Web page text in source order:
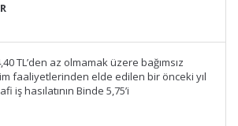
TL’den az olmamak üzere bağımsız
faaliyetlerinden elde edilen bir önceki yıl
iş hasılatının Binde 5,75’i